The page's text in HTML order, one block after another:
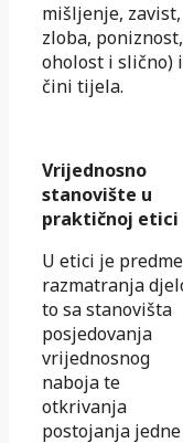
mišljenje, zavist,
zloba, poniznost,
oholost i slično) i
čini tijela.
Vrijednosno
stanovište u
praktičnoj etici
U etici je
razmatranja
to sa stanovišta
posjedovanja
vrijednosnog
naboja te
otkrivanja
postojanja jedne